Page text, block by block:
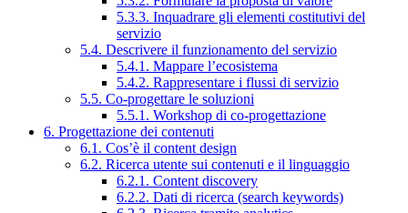
5.3.3. Inquadrare gli elementi costitutivi del
servizio
5.4. Descrivere il funzionamento del servizio
5.4.1. Mappare l’ecosistema
5.4.2. Rappresentare i flussi di servizio
5.5. Co-progettare le soluzioni
5.5.1. Workshop di co-progettazione
6. Progettazione dei contenuti
6.1. Cos’è il content design
6.2. Ricerca utente sui contenuti e il linguaggio
6.2.1. Content discovery
6.2.2. Dati di ricerca (search keywords)